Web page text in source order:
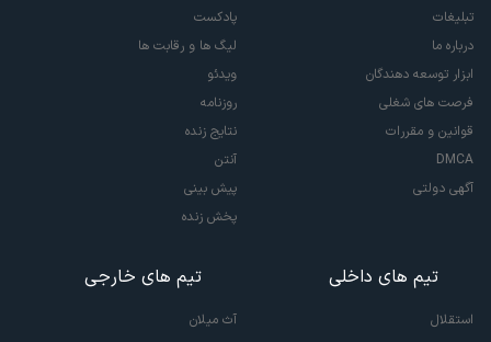
تبلیغات
درباره ما
ابزار توسعه دهندگان
فرصت های شغلی
قوانین و مقررات
DMCA
آگهی دولتی
پادکست
لیگ ها و رقابت ها
ویدئو
روزنامه
نتایج زنده
آنتن
پیش بینی
پخش زنده
تیم های داخلی
استقلال
تیم های خارجی
آث میلان